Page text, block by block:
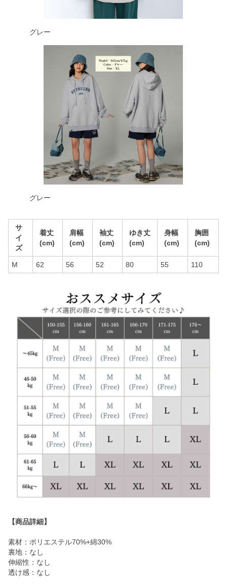
グレー
グレー
サ
イ
ズ
着丈
(cm)
肩幅
(cm)
袖丈
(cm)
ゆき丈
(cm)
身幅
(cm)
胸囲
(cm)
M 62 56 52 80 55 110
【商品詳細】
素材：ポリエステル70%+綿30%
裏地：なし
伸縮性：なし
透け感：なし